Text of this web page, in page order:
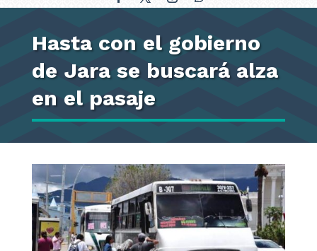
Hasta con el gobierno
de Jara se buscará alza
en el pasaje